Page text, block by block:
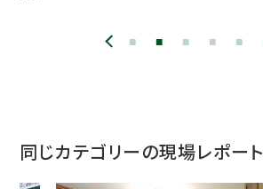
同じカテゴリーの現場レポート